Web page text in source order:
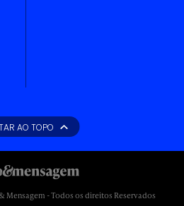
AO TOPO
Mensagem - Todos os direitos Reservados